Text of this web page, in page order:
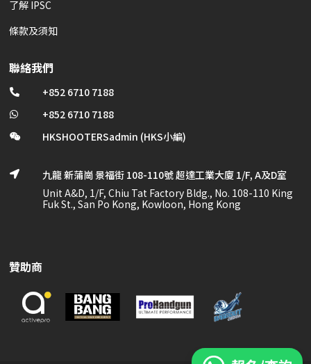
了解 IPSC
條款及須知
聯絡我們
 +852 6710 7188
 +852 6710 7188
 HKSHOOTERSadmin (HKS小編)

九龍 新蒲崗 景福街 108-110號 超達工業大廈 1/F, A及D室
Unit A&D, 1/F, Chiu Tat Factory Bldg., No. 108-110 King
Fuk St., San Po Kong, Kowloon, Hong Kong
贊助商